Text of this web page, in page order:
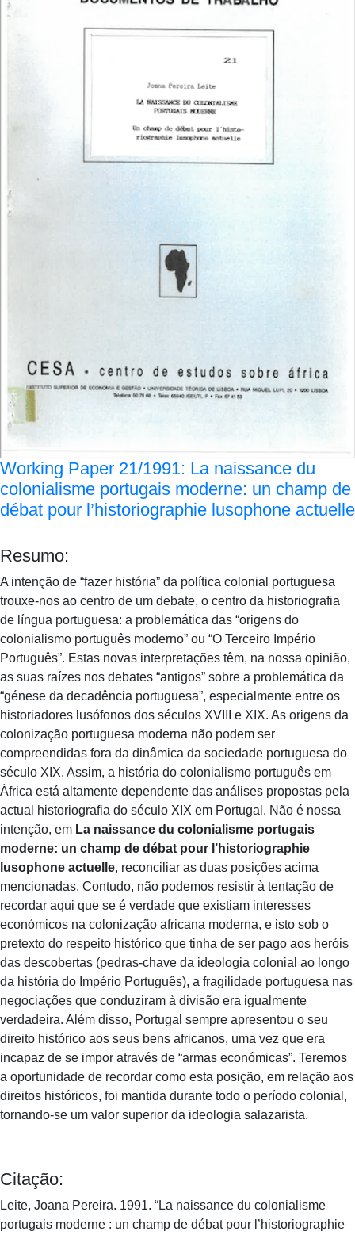
Working Paper 21/1991: La naissance du
colonialisme portugais moderne: un champ de
débat pour l’historiographie lusophone actuelle
Resumo:
A intenção de “fazer história” da política colonial portuguesa
trouxe-nos ao centro de um debate, o centro da historiografia
de língua portuguesa: a problemática das “origens do
colonialismo português moderno” ou “O Terceiro Império
Português”. Estas novas interpretações têm, na nossa opinião,
as suas raízes nos debates “antigos” sobre a problemática da
“génese da decadência portuguesa”, especialmente entre os
historiadores lusófonos dos séculos XVIII e XIX. As origens da
colonização portuguesa moderna não podem ser
compreendidas fora da dinâmica da sociedade portuguesa do
século XIX. Assim, a história do colonialismo português em
África está altamente dependente das análises propostas pela
actual historiografia do século XIX em Portugal. Não é nossa
intenção, em La naissance du colonialisme portugais
moderne: un champ de débat pour l’historiographie
lusophone actuelle, reconciliar as duas posições acima
mencionadas. Contudo, não podemos resistir à tentação de
recordar aqui que se é verdade que existiam interesses
económicos na colonização africana moderna, e isto sob o
pretexto do respeito histórico que tinha de ser pago aos heróis
das descobertas (pedras-chave da ideologia colonial ao longo
da história do Império Português), a fragilidade portuguesa nas
negociações que conduziram à divisão era igualmente
verdadeira. Além disso, Portugal sempre apresentou o seu
direito histórico aos seus bens africanos, uma vez que era
incapaz de se impor através de “armas económicas”. Teremos
a oportunidade de recordar como esta posição, em relação aos
direitos históricos, foi mantida durante todo o período colonial,
tornando-se um valor superior da ideologia salazarista.
Citação:
Leite, Joana Pereira. 1991. “La naissance du colonialisme
portugais moderne : un champ de débat pour l’historiographie